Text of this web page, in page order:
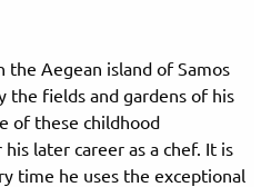
the Aegean island of Samos
the fields and gardens of his
of these childhood
later career as a chef. It is
time he uses the exceptional